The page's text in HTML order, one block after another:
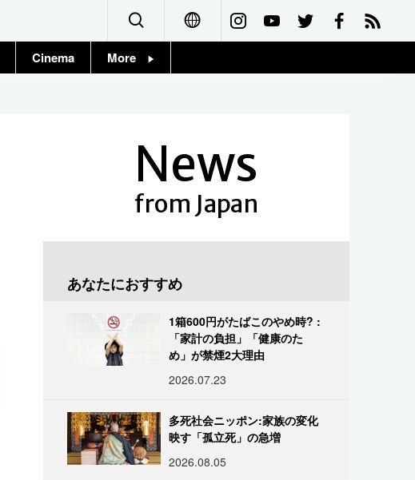
Français
Cinema More
News
from Japan
あなたにおすすめ
1箱600円がたばこのやめ時? :
「家計の負担」「健康のた
め」が禁煙2大理由
2026.07.23
多死社会ニッポン:家族の変化
映す「孤立死」の急増
2026.08.05